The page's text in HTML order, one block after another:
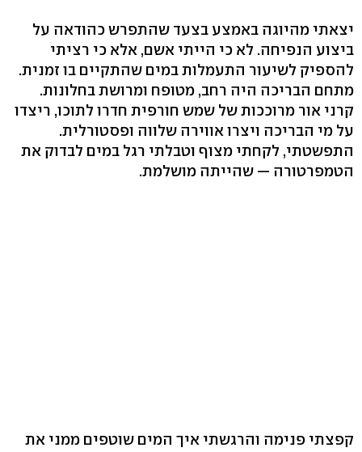
יצאתי מהיוגה באמצע בצעד שהתפרש כהודאה על
ביצוע הנפיחה. לא כי הייתי אשם, אלא כי רציתי
להספיק לשיעור התעמלות במים שהתקיים בו זמנית.
מתחם הבריכה היה רחב, מטופח ומרושת בחלונות.
קרני אור מרוככות של שמש חורפית חדרו לתוכו, ריצדו
על מי הבריכה ויצרו אווירה שלווה ופסטורלית.
התפשטתי, לקחתי מצוף וטבלתי רגל במים לבדוק את
הטמפרטורה — שהייתה מושלמת.
קפצתי פנימה והרגשתי איך המים שוטפים ממני את